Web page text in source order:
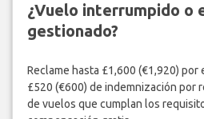
¿Vuelo interrumpido o
gestionado?
Reclame hasta £1,600 (€1,920)
£520 (€600) de indemnización por
de vuelos que cumplan los